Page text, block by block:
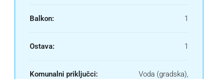
Balkon: 1
Ostava: 1
Komunalni priključci:
Voda (gradska),